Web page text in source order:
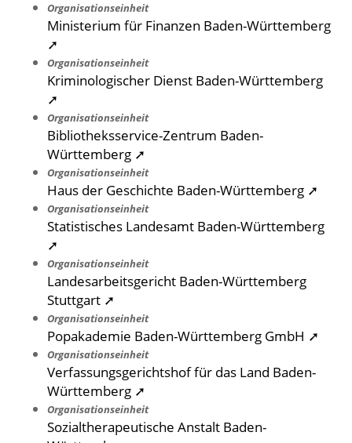
Organisationseinheit
Ministerium für Finanzen Baden-Württemberg
➚
Organisationseinheit
Kriminologischer Dienst Baden-Württemberg
➚
Organisationseinheit
Bibliotheksservice-Zentrum Baden-
Württemberg ➚
Organisationseinheit
Haus der Geschichte Baden-Württemberg ➚
Organisationseinheit
Statistisches Landesamt Baden-Württemberg
➚
Organisationseinheit
Landesarbeitsgericht Baden-Württemberg
Stuttgart ➚
Organisationseinheit
Popakademie Baden-Württemberg GmbH ➚
Organisationseinheit
Verfassungsgerichtshof für das Land Baden-
Württemberg ➚
Organisationseinheit
Sozialtherapeutische Anstalt Baden-